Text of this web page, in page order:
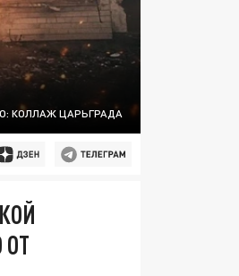
КОЛЛАЖ ЦАРЬГРАДА